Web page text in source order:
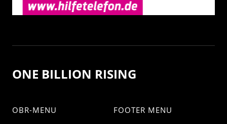
ONE BILLION RISING
OBR-MENU FOOTER MENU